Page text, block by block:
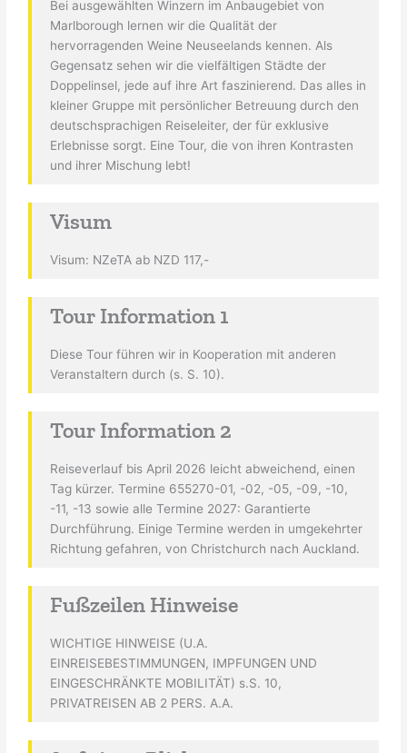
Bei ausgewählten Winzern im Anbaugebiet von
Marlborough lernen wir die Qualität der
hervorragenden Weine Neuseelands kennen. Als
Gegensatz sehen wir die vielfältigen Städte der
Doppelinsel, jede auf ihre Art faszinierend. Das alles in
kleiner Gruppe mit persönlicher Betreuung durch den
deutschsprachigen Reiseleiter, der für exklusive
Erlebnisse sorgt. Eine Tour, die von ihren Kontrasten
und ihrer Mischung lebt!
Visum
Visum: NZeTA ab NZD 117,-
Tour Information 1
Diese Tour führen wir in Kooperation mit anderen
Veranstaltern durch (s. S. 10).
Tour Information 2
Reiseverlauf bis April 2026 leicht abweichend, einen
Tag kürzer. Termine 655270-01, -02, -05, -09, -10,
-11, -13 sowie alle Termine 2027: Garantierte
Durchführung. Einige Termine werden in umgekehrter
Richtung gefahren, von Christchurch nach Auckland.
Fußzeilen Hinweise
WICHTIGE HINWEISE (U.A.
EINREISEBESTIMMUNGEN, IMPFUNGEN UND
EINGESCHRÄNKTE MOBILITÄT) s.S. 10,
PRIVATREISEN AB 2 PERS. A.A.